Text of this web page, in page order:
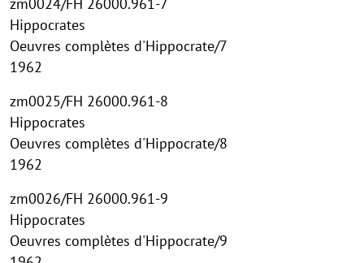
zm0024/FH 26000.961-7
Hippocrates
Oeuvres complètes d'Hippocrate/7
1962
zm0025/FH 26000.961-8
Hippocrates
Oeuvres complètes d'Hippocrate/8
1962
zm0026/FH 26000.961-9
Hippocrates
Oeuvres complètes d'Hippocrate/9